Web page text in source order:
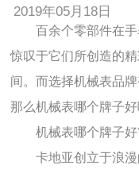
2019年05月18日
百余个零部件在手
惊叹于它们所创造的
间。而选择机械表品
那么机械表哪个牌子
机械表哪个牌子好
卡地亚创立于浪漫